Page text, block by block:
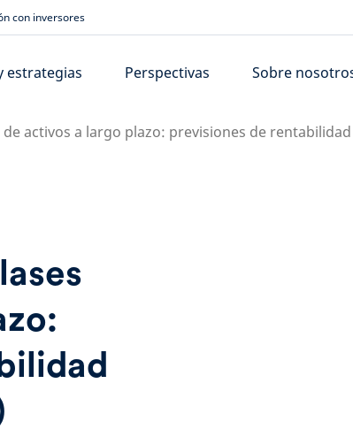
con inversores
estrategias Perspectivas Sobre
activos a largo plazo: previsiones de rentabilidad